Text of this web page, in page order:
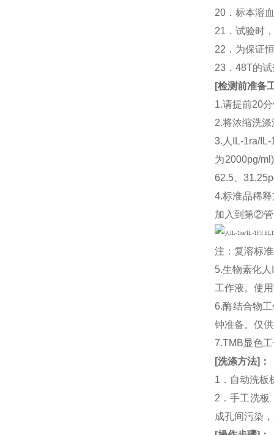
20．标本溶
21．试验时
22．为保证
23．48T的
[检测前准备
1.请提前20
2.将浓缩洗
3.人IL-1ra/
为2000pg/
62.5、
4.标准品稀
加入到第②
注：复溶标
5.生物素化
工作液。使
6.酶结合物
钟准备。仅
7.TMB显色
[洗涤方法] ：
1．自动洗板
2．手工洗板
成孔间污染